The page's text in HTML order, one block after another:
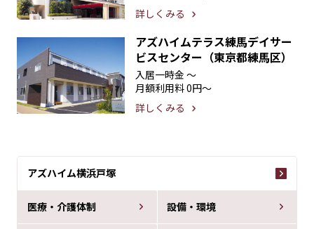
アズハイム横浜戸塚
医療・介護体制 設備・環境
詳しくみる
アズハイムテラス練馬デイサー
ビスセンター（東京都練馬区）
入居一時金 〜
月額利用料0円〜
詳しくみる